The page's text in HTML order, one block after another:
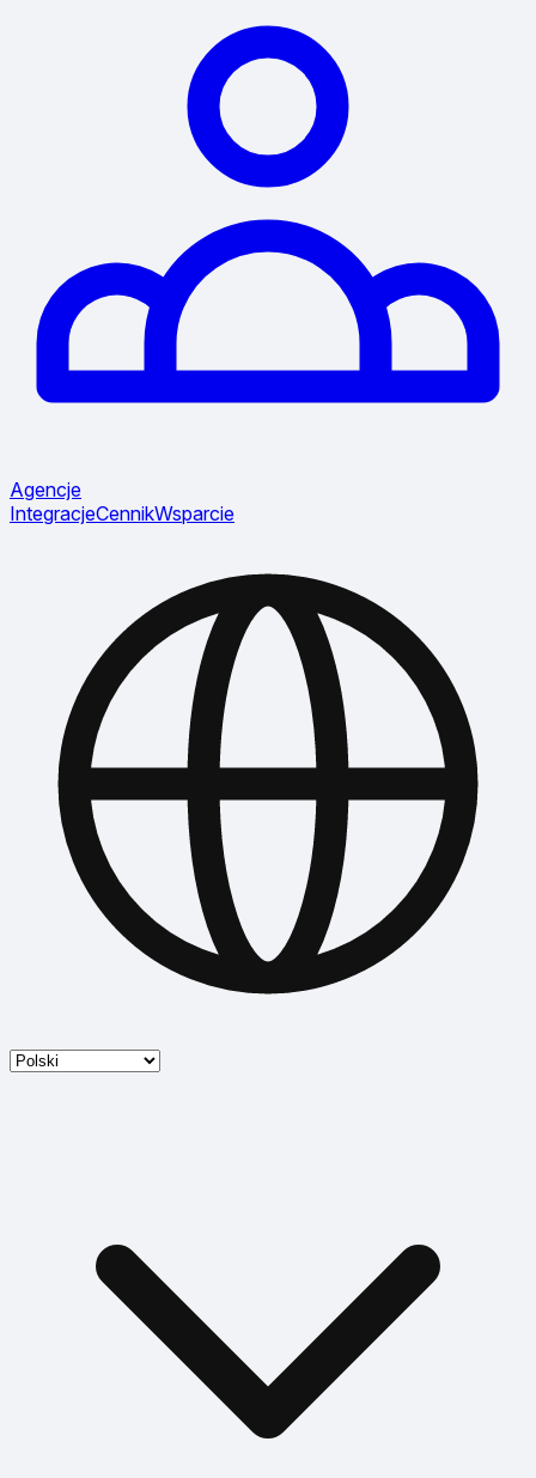
Agencje
IntegracjeCennikWsparcie